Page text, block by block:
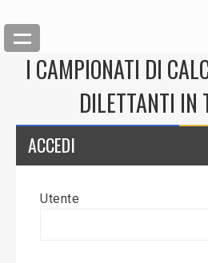
Back
I CAMPIONATI DI
DILETTANTI IN
ACCEDI
Utente